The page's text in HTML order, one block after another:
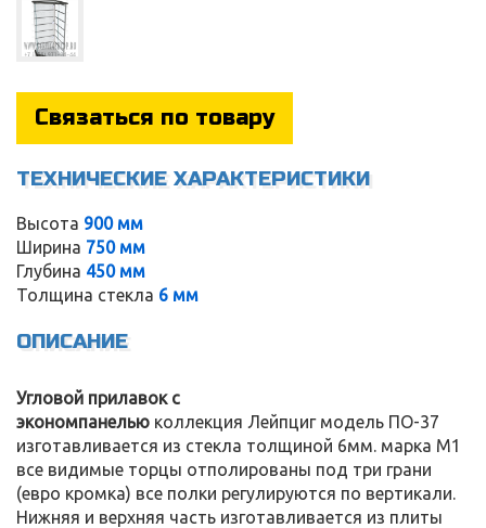
Service
Связаться по товару
ТЕХНИЧЕСКИЕ ХАРАКТЕРИСТИКИ
Высота 900 мм
Ширина 750 мм
Глубина 450 мм
Толщина стекла 6 мм
ОПИСАНИЕ
Угловой прилавок с
экономпанелью коллекция Лейпциг модель ПО-37
изготавливается из стекла толщиной 6мм. марка М1
все видимые торцы отполированы под три грани
(евро кромка) все полки регулируются по вертикали.
Нижняя и верхняя часть изготавливается из плиты